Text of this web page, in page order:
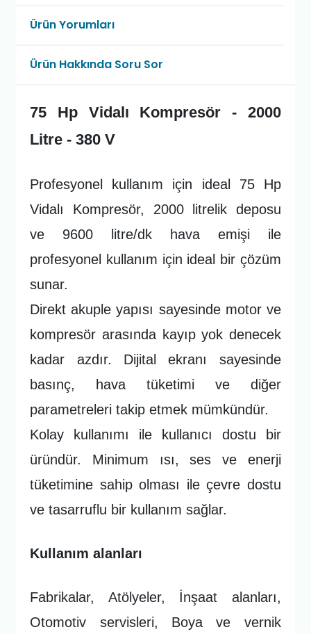
Ürün Yorumları
Ürün Hakkında Soru Sor
75 Hp Vidalı Kompresör - 2000
Litre - 380 V
Profesyonel kullanım için ideal 75 Hp
Vidalı Kompresör, 2000 litrelik deposu
ve 9600 litre/dk hava emişi ile
profesyonel kullanım için ideal bir çözüm
sunar.
Direkt akuple yapısı sayesinde motor ve
kompresör arasında kayıp yok denecek
kadar azdır. Dijital ekranı sayesinde
basınç, hava tüketimi ve diğer
parametreleri takip etmek mümkündür.
Kolay kullanımı ile kullanıcı dostu bir
üründür. Minimum ısı, ses ve enerji
tüketimine sahip olması ile çevre dostu
ve tasarruflu bir kullanım sağlar.
Kullanım alanları
Fabrikalar, Atölyeler, İnşaat alanları,
Otomotiv servisleri, Boya ve vernik